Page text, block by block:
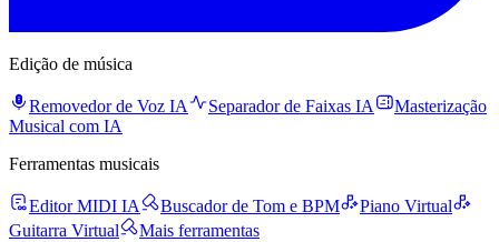
Edição de música
Removedor de Voz IA Separador de Faixas IA
Masterização
Musical com IA
Ferramentas musicais
Editor MIDI IA Buscador de Tom e BPM
Piano Virtual
Guitarra Virtual
Mais ferramentas